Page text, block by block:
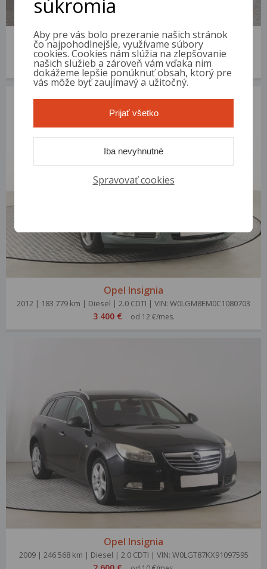
Opel Insignia
2013 | 278 333 km | Diesel | 2.0 CDTI | VIN: W0LGT8ELXD1137307
3 800 € od 13 €/mes.
Opel Insignia
2012 | 183 779 km | Diesel | 2.0 CDTI | VIN: W0LGM8EM0C1080703
3 400 € od 12 €/mes.
Opel Insignia
2009 | 246 568 km | Diesel | 2.0 CDTI | VIN: W0LGT87KX91097595
súkromia
Aby pre vás bolo prezeranie našich stránok
čo najpohodlnejšie, využívame súbory
cookies. Cookies nám slúžia na zlepšovanie
našich služieb a zároveň vám vďaka nim
dokážeme lepšie ponúknuť obsah, ktorý pre
vás môže byť zaujímavý a užitočný.
Spravovať cookies
Iba nevyhnutné
Prijať všetko